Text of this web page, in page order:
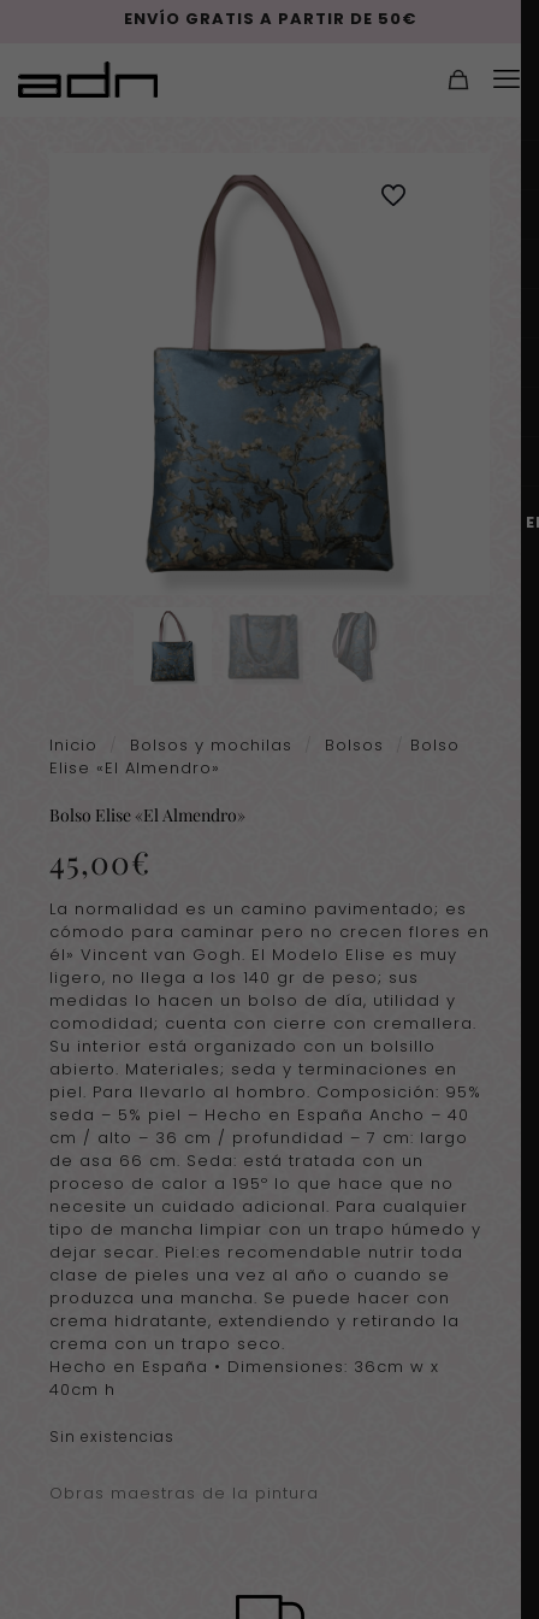
ENVÍO GRATIS A PARTIR DE 50€
Inicio Bolsos y mochilas Bolsos
Bolso
Elise «El Almendro»
Bolso Elise «El Almendro»
45,00€
La normalidad es un camino pavimentado; es
cómodo para caminar pero no crecen flores en
él» Vincent van Gogh. El Modelo Elise es muy
ligero, no llega a los 140 gr de peso; sus
medidas lo hacen un bolso de día, utilidad y
comodidad; cuenta con cierre con cremallera.
Su interior está organizado con un bolsillo
abierto. Materiales; seda y terminaciones en
piel. Para llevarlo al hombro. Composición: 95%
seda – 5% piel – Hecho en España Ancho – 40
cm / alto – 36 cm / profundidad – 7 cm: largo
de asa 66 cm. Seda: está tratada con un
proceso de calor a 195º lo que hace que no
necesite un cuidado adicional. Para cualquier
tipo de mancha limpiar con un trapo húmedo y
dejar secar. Piel:es recomendable nutrir toda
clase de pieles una vez al año o cuando se
produzca una mancha. Se puede hacer con
crema hidratante, extendiendo y retirando la
crema con un trapo seco.
Hecho en España • Dimensiones: 36cm w x
40cm h
Sin existencias
Obras maestras de la pintura